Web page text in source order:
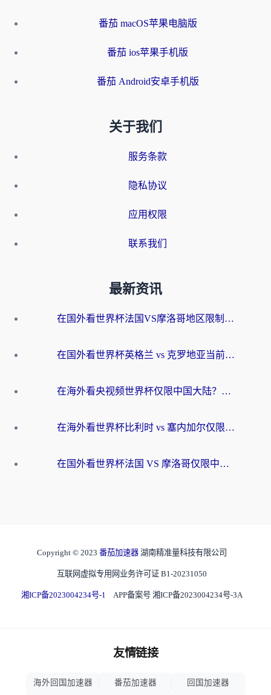
番茄 macOS苹果电脑版
番茄 ios苹果手机版
番茄 Android安卓手机版
关于我们
服务条款
隐私协议
应用权限
联系我们
最新资讯
在国外看世界杯法国VS摩洛哥地区限制？这篇指南让你流畅看中文解说无压力
在国外看世界杯英格兰 vs 克罗地亚当前地区不可播放？这篇指南帮你搞定所有海外观赛难题
在海外看央视频世界杯仅限中国大陆？这篇指南帮你解锁中文解说+无卡顿直播
在海外看世界杯比利时 vs 塞内加尔仅限中国大陆？我找到了最流畅的中文解说之路
在国外看世界杯法国 VS 摩洛哥仅限中国大陆？海外党这样看中文解说赛事不卡顿
Copyright © 2023 番茄加速器 湖南精准量科技有限公司
互联网虚拟专用网业务许可证 B1-20231050
湘ICP备2023004234号-1 APP备案号 湘ICP备2023004234号-3A
友情链接
海外回国加速器 番茄加速器 回国加速器